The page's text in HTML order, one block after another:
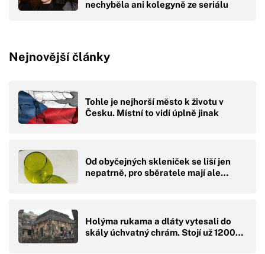
nechyběla ani kolegyně ze seriálu
Nejnovější články
Tohle je nejhorší město k životu v
Česku. Místní to vidí úplně jinak
Od obyčejných skleniček se liší jen
nepatrně, pro sběratele mají ale…
Holýma rukama a dláty vytesali do
skály úchvatný chrám. Stojí už 1200…